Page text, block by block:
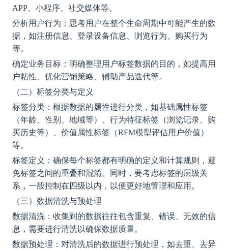
APP、小程序、社交媒体等。
分析用户行为：思考用户在整个生命周期中可能产生的数
据，如注册信息、登录设备信息、浏览行为、购买行为
等。
确定业务目标：明确整理用户标签数据的目的，如提高用
户粘性、优化营销策略、辅助产品迭代等。
（二）标签分类与定义
标签分类：根据数据的属性进行分类，如基础属性标签
（年龄、性别、地域等）、行为特征标签（浏览记录、购
买历史等）、价值属性标签（RFM模型评估用户价值）
等。
标签定义：确保每个标签都有明确的定义和计算规则，避
免标签之间的重叠和混淆。同时，要考虑标签的层级关
系，一般控制在四级以内，以便更好地管理和应用。
（三）数据清洗与预处理
数据清洗：收集到的数据往往包含重复、错误、无效的信
息，需要进行清洗以确保数据质量。
数据预处理：对清洗后的数据进行预处理，如去重、去异